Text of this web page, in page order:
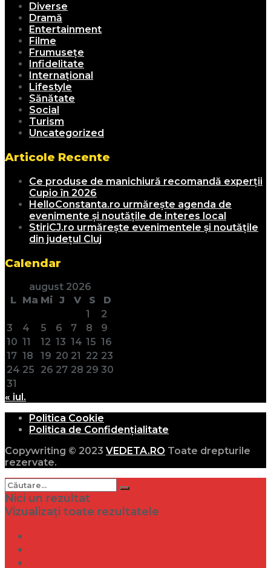
Diverse
Dramă
Entertainment
Filme
Frumusețe
Infidelitate
Internațional
Lifestyle
Sănătate
Social
Turism
Uncategorized
Articole Recente
Ce produse de manichiură recomandă experții
Cupio în 2026
HelloConstanta.ro urmărește agenda de
evenimente și noutățile de interes local
StiriCJ.ro urmărește evenimentele și noutățile
din județul Cluj
Calendar
august 2026
L Ma Mi J V S
D
1
2
3
4 5 6 7 8
9
10 11 12 13 14 15 16
17 18 19 20 21 22 23
24 25 26 27 28 29 30
31
« iul.
Politica Cookie
Politica de Confidențialitate
Copywriting © 2023 VEDETA.RO Toate drepturile
rezervate.
Nici un rezultat
Vizualizați toate rezultatele